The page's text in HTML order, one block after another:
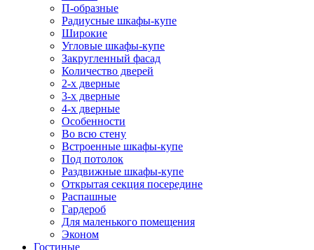
П-образные
Радиусные шкафы-купе
Широкие
Угловые шкафы-купе
Закругленный фасад
Количество дверей
2-х дверные
3-х дверные
4-х дверные
Особенности
Во всю стену
Встроенные шкафы-купе
Под потолок
Раздвижные шкафы-купе
Открытая секция посередине
Распашные
Гардероб
Для маленького помещения
Эконом
Гостиные